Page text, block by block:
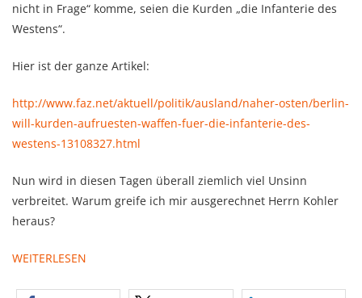
nicht in Frage“ komme, seien die Kurden „die Infanterie des
Westens“.
Hier ist der ganze Artikel:
http://www.faz.net/aktuell/politik/ausland/naher-osten/berlin-
will-kurden-aufruesten-waffen-fuer-die-infanterie-des-
westens-13108327.html
Nun wird in diesen Tagen überall ziemlich viel Unsinn
verbreitet. Warum greife ich mir ausgerechnet Herrn Kohler
heraus?
WEITERLESEN